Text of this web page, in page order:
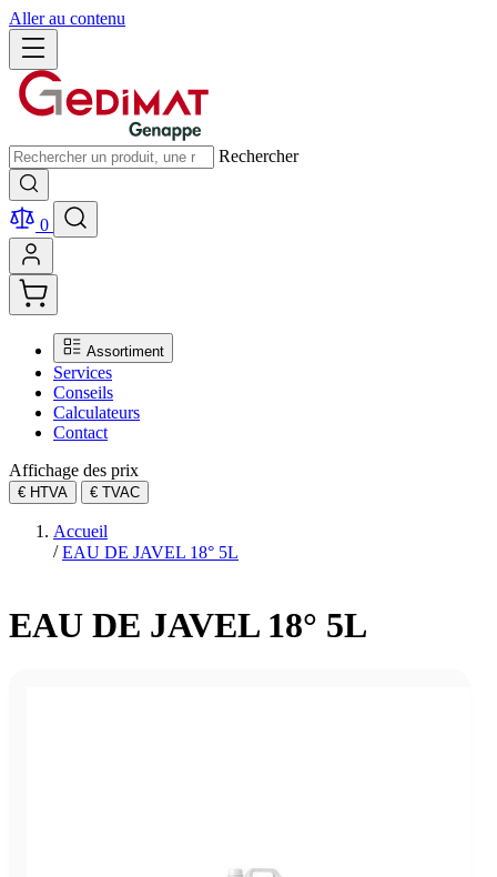
Aller au contenu
Rechercher
0
Assortiment
Services
Conseils
Calculateurs
Contact
Affichage des prix
€ HTVA € TVAC
Accueil
/ EAU DE JAVEL 18° 5L
EAU DE JAVEL 18° 5L